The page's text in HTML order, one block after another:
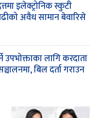
इलेक्ट्रोनिक स्कुटी
अवैध सामान बेवारिसे
उपभोक्ताका लागि करदाता
बिल दर्ता गराउन